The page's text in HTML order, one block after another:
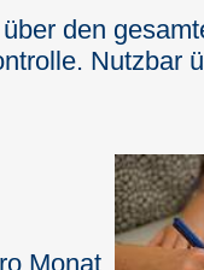
den
Nutzbar
Monat